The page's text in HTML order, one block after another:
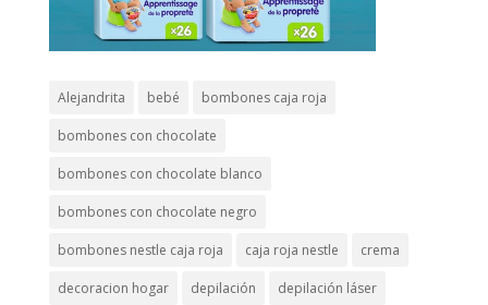
Alejandrita bebé bombones caja roja
bombones con chocolate
bombones con chocolate blanco
bombones con chocolate negro
bombones nestle caja roja caja roja nestle crema
decoracion hogar depilación depilación láser